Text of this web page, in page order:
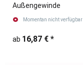
Außengewinde
Momentan nicht verfügbar
ab 16,87 € *